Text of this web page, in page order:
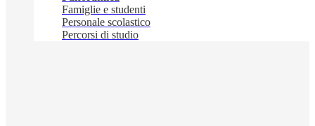
Famiglie e studenti
Personale scolastico
Percorsi di studio